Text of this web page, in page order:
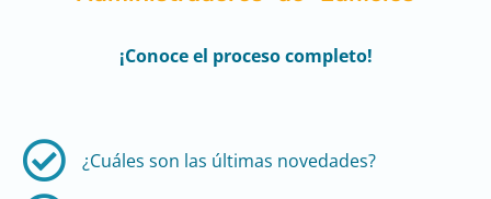
¡Conoce el proceso completo!
¿Cuáles son las últimas novedades?​